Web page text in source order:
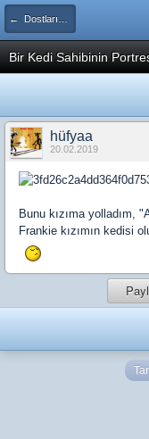
← Dostlarımız
Bir Kedi Sahibinin
hüfyaa
20.02.2019
Bunu kızıma yolladım,
Frankie kızımın kedisi